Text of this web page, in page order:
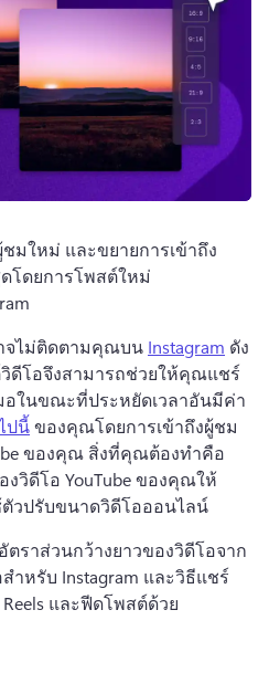
ใหม่ และขยายการเข้าถึง
โดยการโพสต์ใหม่
จไม่ติดตามคุณบน Instagram ดัง
ดีโอจึงสามารถช่วยให้คุณแชร์
ปนี้ ของคุณโดยการเข้าถึงผู้ชม
ของคุณ สิ่งที่คุณต้องทําคือ
งวิดีโอ YouTube ของคุณให้
ตัวปรับขนาดวิดีโอออนไลน์
ตราส่วนกว้างยาวของวิดีโอจาก
าหรับ Instagram และวิธีแชร์
และฟีดโพสต์ด้วย